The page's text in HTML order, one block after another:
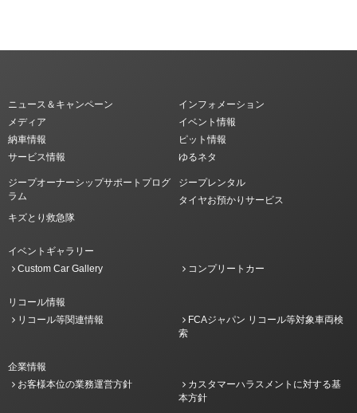
ニュース＆キャンペーン
インフォメーション
メディア
イベント情報
納車情報
ピット情報
サービス情報
ゆるネタ
ジープオーナーシップサポートプログ
ラム
ジープレンタル
タイヤお預かりサービス
キズとり救急隊
イベントギャラリー
Custom Car Gallery
コンプリートカー
リコール情報
リコール等関連情報
FCAジャパン リコール等対象車両検
索
企業情報
お客様本位の業務運営方針
カスタマーハラスメントに対する基
本方針